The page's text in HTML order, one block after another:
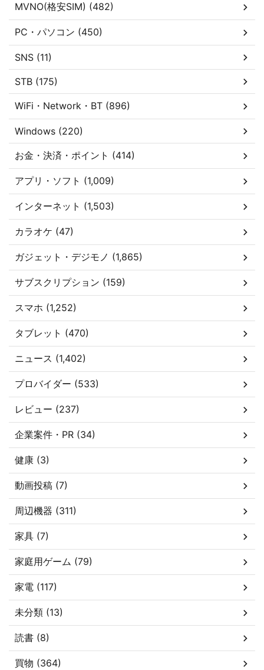
MVNO(格安SIM) (482)
PC・パソコン (450)
SNS (11)
STB (175)
WiFi・Network・BT (896)
Windows (220)
お金・決済・ポイント (414)
アプリ・ソフト (1,009)
インターネット (1,503)
カラオケ (47)
ガジェット・デジモノ (1,865)
サブスクリプション (159)
スマホ (1,252)
タブレット (470)
ニュース (1,402)
プロバイダー (533)
レビュー (237)
企業案件・PR (34)
健康 (3)
動画投稿 (7)
周辺機器 (311)
家具 (7)
家庭用ゲーム (79)
家電 (117)
未分類 (13)
読書 (8)
買物 (364)